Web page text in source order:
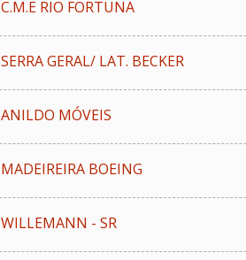
C.M.E RIO FORTUNA
SERRA GERAL/ LAT. BECKER
ANILDO MÓVEIS
MADEIREIRA BOEING
WILLEMANN - SR